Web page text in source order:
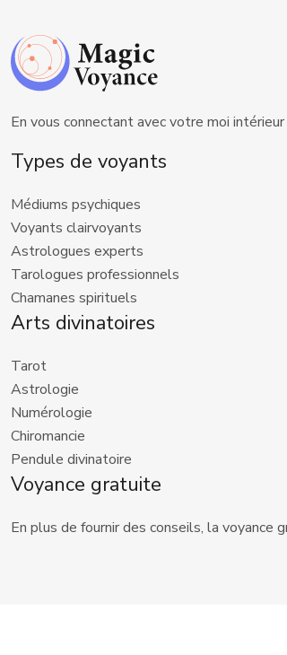
En vous connectant avec votre moi
Types de voyants
Médiums psychiques
Voyants clairvoyants
Astrologues experts
Tarologues professionnels
Chamanes spirituels
Arts divinatoires
Tarot
Astrologie
Numérologie
Chiromancie
Pendule divinatoire
Voyance gratuite
En plus de fournir des conseils, la